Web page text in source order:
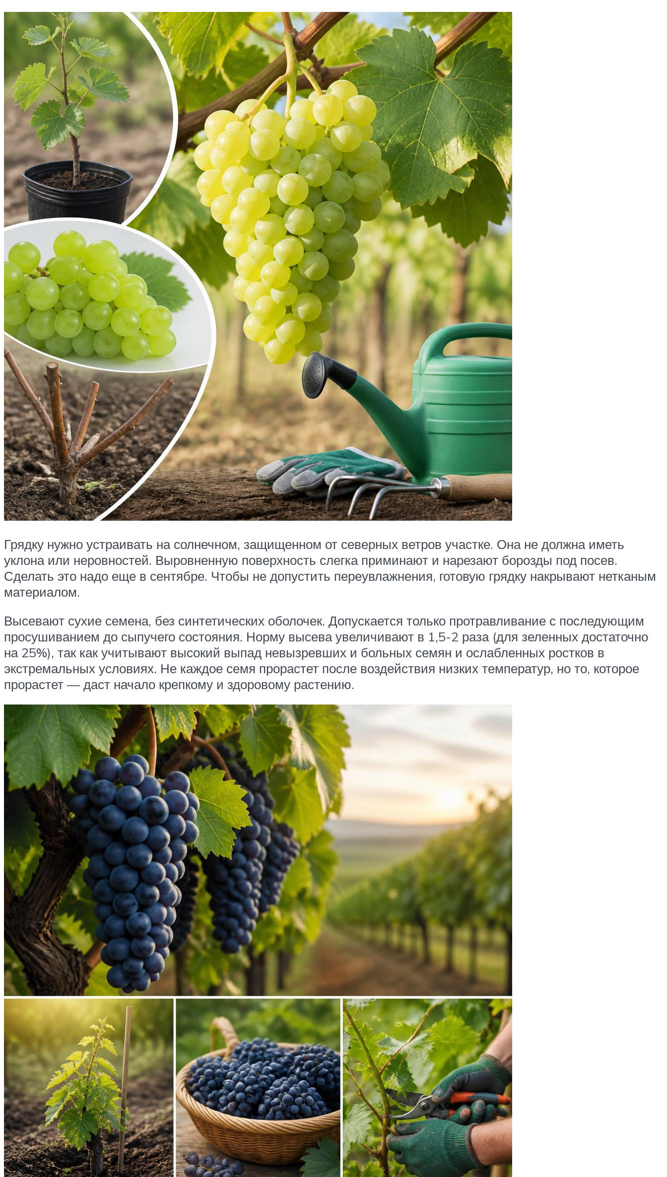
Грядку нужно устраивать на солнечном, защищенном от северных ветров участке. Она не должна иметь
уклона или неровностей. Выровненную поверхность слегка приминают и нарезают борозды под посев.
Сделать это надо еще в сентябре. Чтобы не допустить переувлажнения, готовую грядку накрывают нетканым
материалом.
Высевают сухие семена, без синтетических оболочек. Допускается только протравливание с последующим
просушиванием до сыпучего состояния. Норму высева увеличивают в 1,5-2 раза (для зеленных достаточно
на 25%), так как учитывают высокий выпад невызревших и больных семян и ослабленных ростков в
экстремальных условиях. Не каждое семя прорастет после воздействия низких температур, но то, которое
прорастет — даст начало крепкому и здоровому растению.